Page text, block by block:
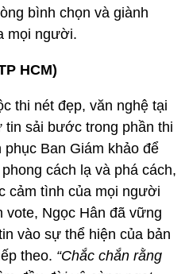
bình chọn và giành
mọi người.
HCM)
thi nét đẹp, văn nghệ tại
sải bước trong phần thi
Ban Giám khảo để
cách lạ và phá cách,
cảm tình của mọi người
vote, Ngọc Hân đã vững
vào sự thể hiện của bản
theo. “Chắc chắn rằng